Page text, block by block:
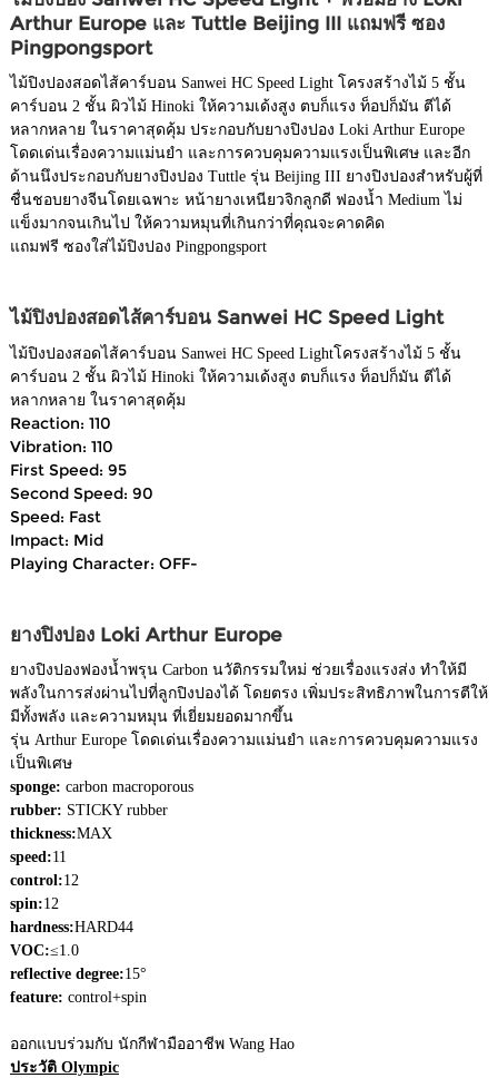
Arthur Europe และ Tuttle Beijing III แถมฟรี ซอง
Pingpongsport
ไม้ปิงปองสอดไส้คาร์บอน Sanwei HC Speed Light โครงสร้างไม้ 5 ชั้น
คาร์บอน 2 ชั้น ผิวไม้ Hinoki ให้ความเด้งสูง ตบก็แรง ท็อปก็มัน ตีได้
หลากหลาย ในราคาสุดคุ้ม ประกอบกับยางปิงปอง Loki Arthur Europe
โดดเด่นเรื่องความแม่นยำ และการควบคุมความแรงเป็นพิเศษ และอีก
ด้านนึงประกอบกับยางปิงปอง Tuttle รุ่น Beijing III ยางปิงปองสำหรับผู้ที่
ชื่นชอบยางจีนโดยเฉพาะ หน้ายางเหนียวจิกลูกดี ฟองน้ำ Medium ไม่
แข็งมากจนเกินไป ให้ความหมุนที่เกินกว่าที่คุณจะคาดคิด
แถมฟรี ซองใส่ไม้ปิงปอง Pingpongsport
ไม้ปิงปองสอดไส้คาร์บอน Sanwei HC Speed Light
ไม้ปิงปองสอดไส้คาร์บอน Sanwei HC Speed Lightโครงสร้างไม้ 5 ชั้น
คาร์บอน 2 ชั้น ผิวไม้ Hinoki ให้ความเด้งสูง ตบก็แรง ท็อปก็มัน ตีได้
หลากหลาย ในราคาสุดคุ้ม
Reaction: 110
Vibration: 110
First Speed: 95
Second Speed: 90
Speed: Fast
Impact: Mid
Playing Character: OFF-
ยางปิงปอง Loki Arthur Europe
ยางปิงปองฟองน้ำพรุน Carbon นวัติกรรมใหม่ ช่วยเรื่องแรงส่ง ทำให้มี
พลังในการส่งผ่านไปที่ลูกปิงปองได้ โดยตรง เพิ่มประสิทธิภาพในการตีให้
มีทั้งพลัง และความหมุน ที่เยี่ยมยอดมากขึ้น
รุ่น Arthur Europe โดดเด่นเรื่องความแม่นยำ และการควบคุมความแรง
เป็นพิเศษ
sponge: carbon macroporous
rubber: STICKY rubber
thickness:MAX
speed:11
control:12
spin:12
hardness:HARD44
VOC:≤1.0
reflective degree:15°
feature: control+spin
ออกแบบร่วมกับ นักกีฬามืออาชีพ Wang Hao
ประวัติ Olympic